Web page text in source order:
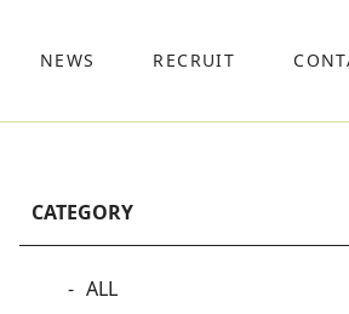
NEWS RECRUIT
CATEGORY
ALL